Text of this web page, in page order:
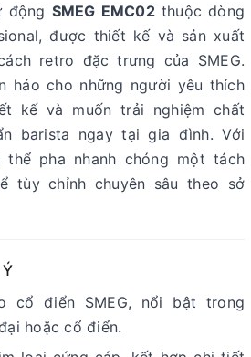
động SMEG EMC02thuộc dòng
được thiết kế và sản xuất
retro đặc trưng của SMEG.
hảo cho những người yêu thích
kế và muốn trải nghiệm chất
barista ngay tại gia đình. Với
thể pha nhanh chóng một tách
tùy chỉnh chuyên sâu theo sở
cổ điển SMEG, nổi bật trong
hoặc cổ điển.